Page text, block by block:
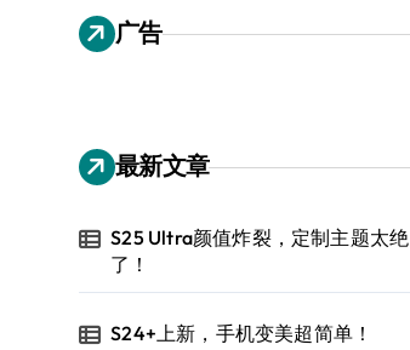
广告
最新文章
S25 Ultra颜值炸裂，定制主题太绝
了！
S24+上新，手机变美超简单！